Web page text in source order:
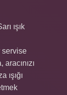
ışık
servise
aracınızı
ışığı